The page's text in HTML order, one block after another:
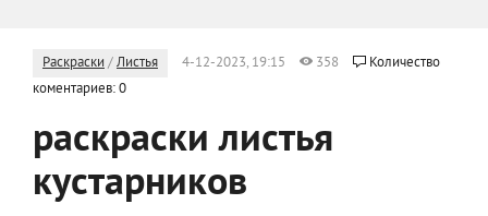
Раскраски /Листья 4-12-2023, 19:15 358
Количество
коментариев: 0
раскраски листья
кустарников